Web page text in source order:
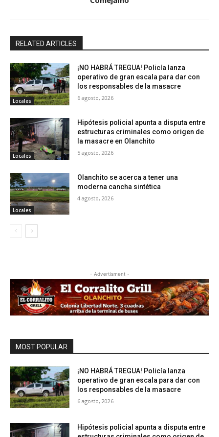
RELATED ARTICLES
Locales
¡NO HABRÁ TREGUA! Policía lanza
operativo de gran escala para dar con
los responsables de la masacre
6 agosto, 2026
Locales
Hipótesis policial apunta a disputa entre
estructuras criminales como origen de
la masacre en Olanchito
5 agosto, 2026
Locales
Olanchito se acerca a tener una
moderna cancha sintética
4 agosto, 2026
- Advertisment -
MOST POPULAR
¡NO HABRÁ TREGUA! Policía lanza
operativo de gran escala para dar con
los responsables de la masacre
6 agosto, 2026
Hipótesis policial apunta a disputa entre